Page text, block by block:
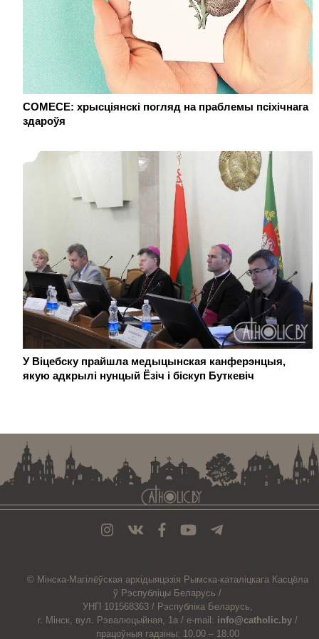
COMECE: хрысціянскі погляд на праблемы псіхічнага
здароўя
У Віцебску прайшла медыцынская канферэнцыя,
якую адкрылі нунцый Ёзіч і біскуп Буткевіч
© Мiнска-Магiлёўская архiдыяцэзiя Рымска-каталіцкага Касцёла
ў Рэспубліцы Беларусь /
УНП 101568363 / Рэспубліка Беларусь,
г. Мінск, вул. Рэвалюцыйная, 1а / e-mail: info@catholic.by /
працоўныя гадзіны: 10.00 – 18.00